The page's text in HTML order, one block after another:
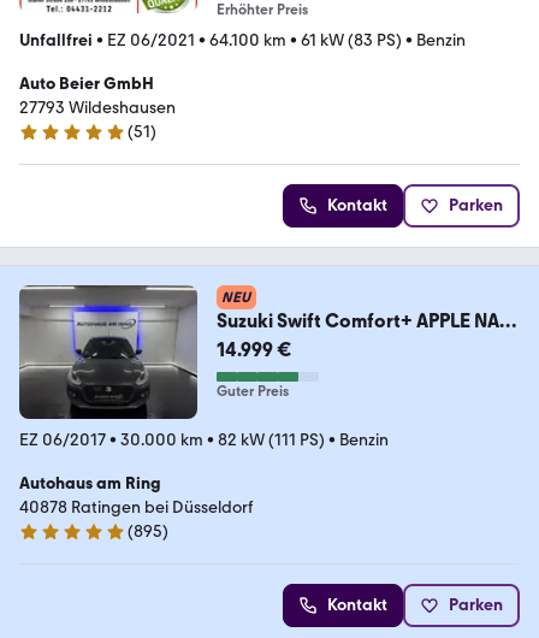
Erhöhter Preis
Unfallfrei • EZ 06/2021 • 64.100 km • 61 kW (83 PS) • Benzin
Auto Beier GmbH
27793 Wildeshausen
5 Sterne
(51)
Kontakt Parken
NEU
Suzuki Swift Comfort+ APPLE NAVI
CAM SPUR KEY ACC LED
14.999 €
Guter Preis
EZ 06/2017• 30.000 km • 82 kW (111 PS) • Benzin
Autohaus am Ring
40878 Ratingen bei Düsseldorf
4.8 Sterne
(895)
Kontakt Parken